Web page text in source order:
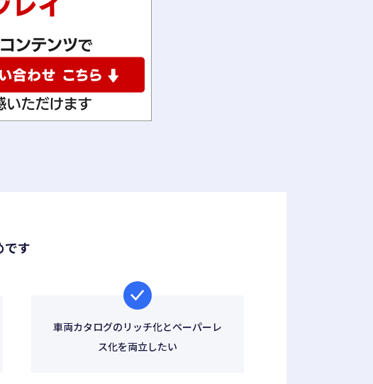
です
車両カタログのリッチ化とペーパーレ
ス化を両立したい